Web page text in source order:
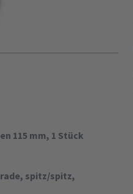
115 mm, 1 Stück
spitz/spitz,